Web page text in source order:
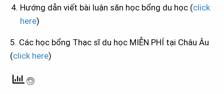
Hướng dẫn viết bài luận săn học bổng du học (click
here)
5. Các học bổng Thạc sĩ du học MIỄN PHÍ tại Châu Âu
(click here)